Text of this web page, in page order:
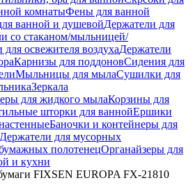
комнатыФены для ванной
ванной и душевойДержатели для
со стаканом/мыльницей/
для освежителя воздухаДержатели
Карнизы для поддоновСидения для
Мыльницы для мылаСушилки для
Зеркала
для жидкого мылаКорзины для
шторки для ваннойЕршики
Баночки и контейнеры для
Держатели для мусорных
полотенецОрганайзеры для
и кухни
FIXSEN EUROPA FX-21810